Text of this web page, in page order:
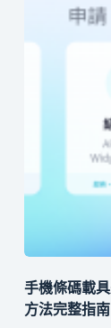
手機條碼載
方法完整指南